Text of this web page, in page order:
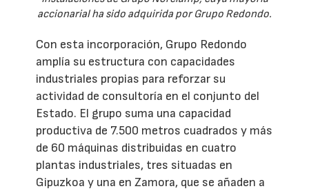
accionarial ha sido adquirida por Grupo Redondo.
Con esta incorporación, Grupo Redondo
amplía su estructura con capacidades
industriales propias para reforzar su
actividad de consultoría en el conjunto del
Estado. El grupo suma una capacidad
productiva de 7.500 metros cuadrados y más
de 60 máquinas distribuidas en cuatro
plantas industriales, tres situadas en
Gipuzkoa y una en Zamora, que se añaden a